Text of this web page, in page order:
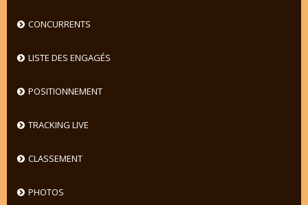
CONCURRENTS
LISTE DES ENGAGÉS
POSITIONNEMENT
TRACKING LIVE
CLASSEMENT
PHOTOS